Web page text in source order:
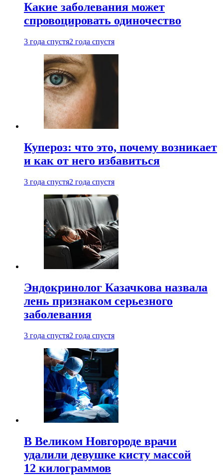
Какие заболевания может
спровоцировать одиночество
3 года спустя2 года спустя
Купероз: что это, почему возникает
и как от него избавиться
3 года спустя2 года спустя
Эндокринолог Казачкова назвала
лень признаком серьезного
заболевания
3 года спустя2 года спустя
В Великом Новгороде врачи
удалили девушке кисту массой
12 килограммов